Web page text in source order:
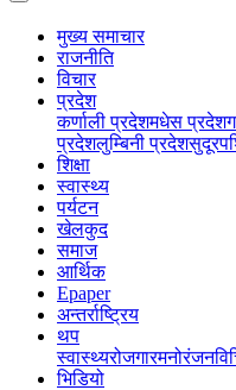
मुख्य समाचार
राजनीति
विचार
प्रदेश
कर्णाली प्रदेशमधेस प्रदेश
प्रदेशलुम्बिनी प्रदेश
शिक्षा
स्वास्थ्य
पर्यटन
खेलकुद
समाज
आर्थिक
Epaper
अन्तर्राष्ट्रिय
थप
स्वास्थ्यरोजगारमनोरंजन
भिडियो